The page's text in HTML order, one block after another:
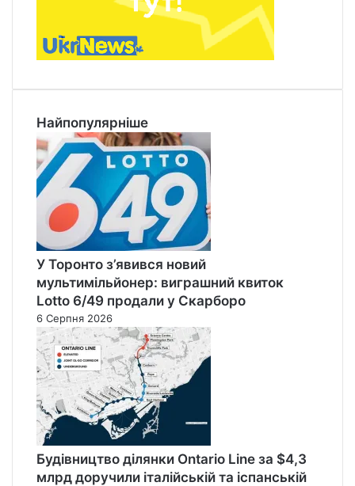
Найпопулярніше
У Торонто з’явився новий
мультимільйонер: виграшний квиток
Lotto 6/49 продали у Скарборо
6 Серпня 2026
Будівництво ділянки Ontario Line за $4,3
млрд доручили італійській та іспанській